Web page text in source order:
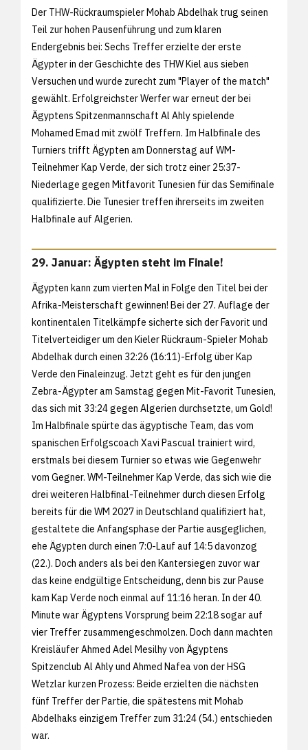
Der THW-Rückraumspieler Mohab Abdelhak trug seinen
Teil zur hohen Pausenführung und zum klaren
Endergebnis bei: Sechs Treffer erzielte der erste
Ägypter in der Geschichte des THW Kiel aus sieben
Versuchen und wurde zurecht zum "Player of the match"
gewählt. Erfolgreichster Werfer war erneut der bei
Ägyptens Spitzenmannschaft Al Ahly spielende
Mohamed Emad mit zwölf Treffern. Im Halbfinale des
Turniers trifft Ägypten am Donnerstag auf WM-
Teilnehmer Kap Verde, der sich trotz einer 25:37-
Niederlage gegen Mitfavorit Tunesien für das Semifinale
qualifizierte. Die Tunesier treffen ihrerseits im zweiten
Halbfinale auf Algerien.
29. Januar: Ägypten steht im Finale!
Ägypten kann zum vierten Mal in Folge den Titel bei der
Afrika-Meisterschaft gewinnen! Bei der 27. Auflage der
kontinentalen Titelkämpfe sicherte sich der Favorit und
Titelverteidiger um den Kieler Rückraum-Spieler Mohab
Abdelhak durch einen 32:26 (16:11)-Erfolg über Kap
Verde den Finaleinzug. Jetzt geht es für den jungen
Zebra-Ägypter am Samstag gegen Mit-Favorit Tunesien,
das sich mit 33:24 gegen Algerien durchsetzte, um Gold!
Im Halbfinale spürte das ägyptische Team, das vom
spanischen Erfolgscoach Xavi Pascual trainiert wird,
erstmals bei diesem Turnier so etwas wie Gegenwehr
vom Gegner. WM-Teilnehmer Kap Verde, das sich wie die
drei weiteren Halbfinal-Teilnehmer durch diesen Erfolg
bereits für die WM 2027 in Deutschland qualifiziert hat,
gestaltete die Anfangsphase der Partie ausgeglichen,
ehe Ägypten durch einen 7:0-Lauf auf 14:5 davonzog
(22.). Doch anders als bei den Kantersiegen zuvor war
das keine endgültige Entscheidung, denn bis zur Pause
kam Kap Verde noch einmal auf 11:16 heran. In der 40.
Minute war Ägyptens Vorsprung beim 22:18 sogar auf
vier Treffer zusammengeschmolzen. Doch dann machten
Kreisläufer Ahmed Adel Mesilhy von Ägyptens
Spitzenclub Al Ahly und Ahmed Nafea von der HSG
Wetzlar kurzen Prozess: Beide erzielten die nächsten
fünf Treffer der Partie, die spätestens mit Mohab
Abdelhaks einzigem Treffer zum 31:24 (54.) entschieden
war.